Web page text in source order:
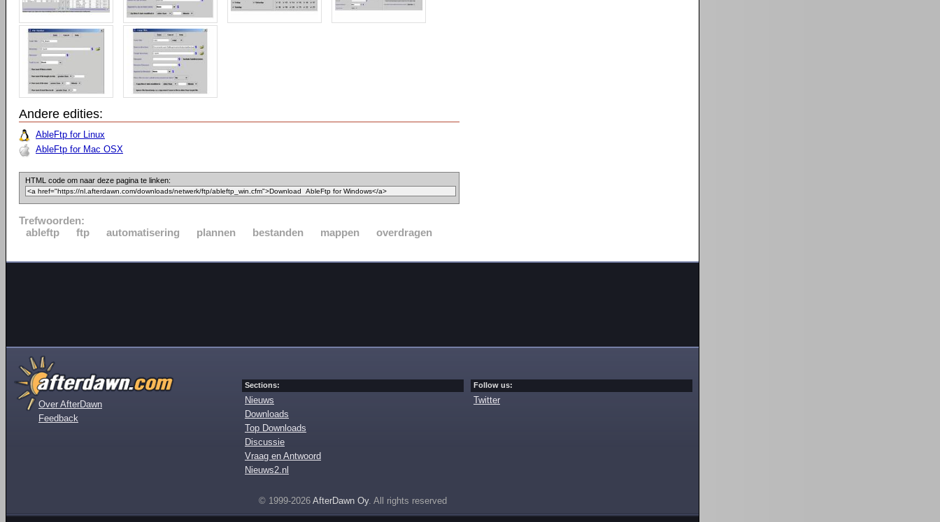
Andere edities:
AbleFtp for Linux
AbleFtp for Mac OSX
HTML code om naar deze pagina te linken:
Trefwoorden:
ableftp
ftp automatisering plannen bestanden mappen overdragen
Over AfterDawn
Feedback
Sections:
Nieuws
Downloads
Top Downloads
Discussie
Vraag en Antwoord
Nieuws2.nl
Follow us:
Twitter
© 1999-2026 AfterDawn Oy. All rights reserved